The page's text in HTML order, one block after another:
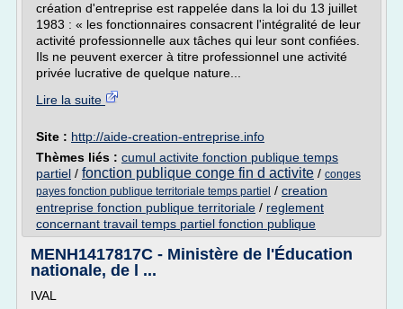
création d'entreprise est rappelée dans la loi du 13 juillet
1983 : « les fonctionnaires consacrent l'intégralité de leur
activité professionnelle aux tâches qui leur sont confiées.
Ils ne peuvent exercer à titre professionnel une activité
privée lucrative de quelque nature...
Lire la suite
Site : http://aide-creation-entreprise.info
Thèmes liés : cumul activite fonction publique temps
partiel / fonction publique conge fin d activite / conges
payes fonction publique territoriale temps partiel / creation
entreprise fonction publique territoriale / reglement
concernant travail temps partiel fonction publique
MENH1417817C - Ministère de l'Éducation
nationale, de l ...
IVAL